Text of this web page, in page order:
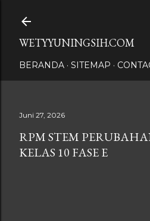
WETYYUNINGSIH.COM
BERANDA SITEMAP
Juni 27, 2026
RPM STEM
KELAS 10 FASE E